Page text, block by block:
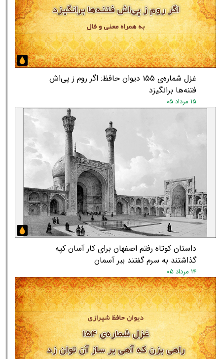
غزل شماره‌ی ۱۵۵ دیوان حافظ: اگر روم ز پی‌اش
فتنه‌ها برانگیزد
۱۵ مرداد ۰۵
داستان کوتاه رفتم اصفهان برای کار آسان کپه
گذاشتند به سرم گفتند ببر آسمان
۱۴ مرداد ۰۵